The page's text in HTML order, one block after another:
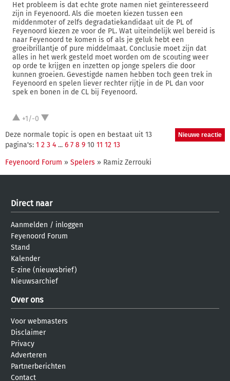
Het probleem is dat echte grote namen niet geïnteresseerd
zijn in Feyenoord. Als die moeten kiezen tussen een
middenmoter of zelfs degradatiekandidaat uit de PL of
Feyenoord kiezen ze voor de PL. Wat uiteindelijk wel bereid is
naar Feyenoord te komen is of als je geluk hebt een
groeibrillantje of pure middelmaat. Conclusie moet zijn dat
alles in het werk gesteld moet worden om de scouting weer
op orde te krijgen en inzetten op jonge spelers die door
kunnen groeien. Gevestigde namen hebben toch geen trek in
Feyenoord en spelen liever rechter rijtje in de PL dan voor
spek en bonen in de CL bij Feyenoord.
+1/-0
Deze normale topic is open en bestaat uit 13
pagina's: 1 2 3 4 ... 6 7 8 9 10 11 12 13
Feyenoord Forum » Spelers » Ramiz Zerrouki
Direct naar
Aanmelden / inloggen
Feyenoord Forum
Stand
Kalender
E-zine (nieuwsbrief)
Nieuwsarchief
Over ons
Voor webmasters
Disclaimer
Privacy
Adverteren
Partnerberichten
Contact